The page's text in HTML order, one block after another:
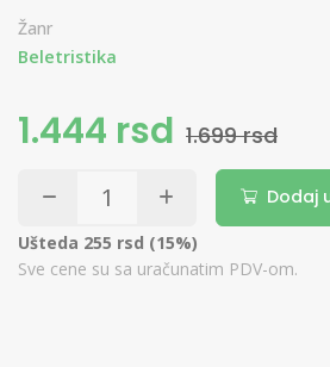
Žanr
Beletristika
1.444 rsd 1.699 rsd
Dodaj
Ušteda 255 rsd (15%)
Sve cene su sa uračunatim PDV-om.